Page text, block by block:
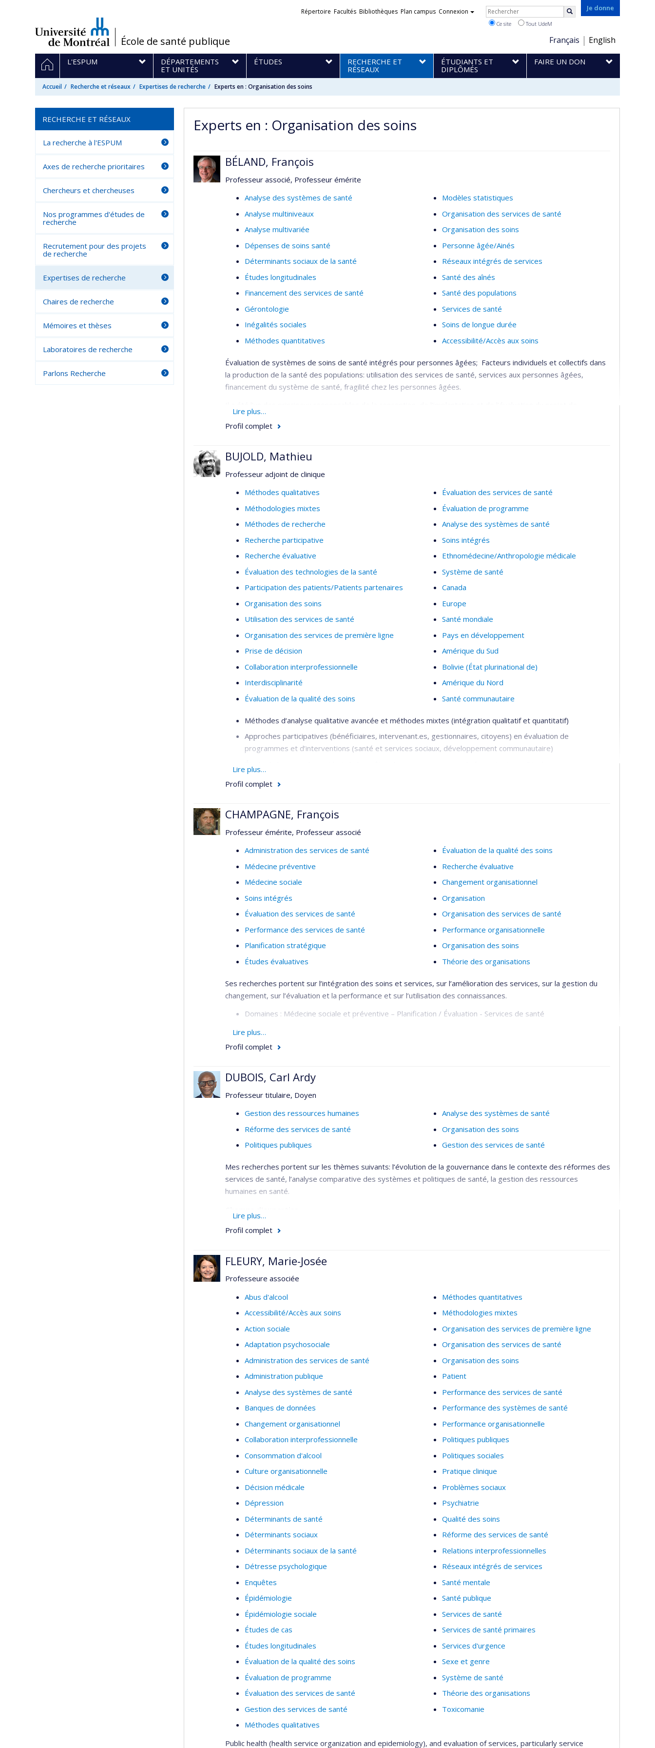
/École de santé publique
Je donne
Choix
de
la
langue
Français English
Liens
Répertoire Facultés Bibliothèques Plan campus Connexion Rechercher
Ce site Tout UdeM
Navigation
principale
ACCUEIL
L'ESPUM
DÉPARTEMENTS
ET UNITÉS
ÉTUDES
RECHERCHE ET
RÉSEAUX
ÉTUDIANTS ET
DIPLÔMÉS
FAIRE UN DON
Accueil Recherche et réseaux Expertises de recherche Experts en : Organisation des soins
Experts en : Organisation des soins
BÉLAND, François
Professeur associé, Professeur émérite
Analyse des systèmes de santé
Analyse multiniveaux
Analyse multivariée
Dépenses de soins santé
Déterminants sociaux de la santé
Études longitudinales
Financement des services de santé
Gérontologie
Inégalités sociales
Méthodes quantitatives
Modèles statistiques
Organisation des services de santé
Organisation des soins
Personne âgée/Ainés
Réseaux intégrés de services
Santé des aînés
Santé des populations
Services de santé
Soins de longue durée
Accessibilité/Accès aux soins
Évaluation de systèmes de soins de santé intégrés pour personnes âgées; Facteurs individuels et collectifs dans
la production de la santé des populations: utilisation des services de santé, services aux personnes âgées,
financement du système de santé, fragilité chez les personnes âgées.
démonstration d’un système intégré de services pour les personnes âgées (SIPA).
Lire plus…
Profil complet
BUJOLD, Mathieu
Professeur adjoint de clinique
Méthodes qualitatives
Méthodologies mixtes
Méthodes de recherche
Recherche participative
Recherche évaluative
Évaluation des technologies de la santé
Participation des patients/Patients partenaires
Organisation des soins
Utilisation des services de santé
Organisation des services de première ligne
Prise de décision
Collaboration interprofessionnelle
Interdisciplinarité
Évaluation de la qualité des soins
Évaluation des services de santé
Évaluation de programme
Analyse des systèmes de santé
Soins intégrés
Ethnomédecine/Anthropologie médicale
Système de santé
Canada
Europe
Santé mondiale
Pays en développement
Amérique du Sud
Bolivie (État plurinational de)
Amérique du Nord
Santé communautaire
Méthodes d’analyse qualitative avancée et méthodes mixtes (intégration qualitatif et quantitatif)
Approches participatives (bénéficiaires, intervenant.es, gestionnaires, citoyens) en évaluation de
programmes et d’interventions (santé et services sociaux, développement communautaire)
Analyse de politiques publiques; gouvernance ancrée dans des données probantes
Réalités autochtones urbaines
Lire plus…
Profil complet
CHAMPAGNE, François
Professeur émérite, Professeur associé
Administration des services de santé
Médecine préventive
Médecine sociale
Soins intégrés
Évaluation des services de santé
Performance des services de santé
Planification stratégique
Études évaluatives
Évaluation de la qualité des soins
Recherche évaluative
Changement organisationnel
Organisation
Organisation des services de santé
Performance organisationnelle
Organisation des soins
Théorie des organisations
Ses recherches portent sur l’intégration des soins et services, sur l’amélioration des services, sur la gestion du
changement, sur l’évaluation et la performance et sur l’utilisation des connaissances.
Domaines : Médecine sociale et préventive – Planification / Évaluation - Services de santé
Méthodologies : Évaluative – Organisationnelle
Lire plus…
Profil complet
DUBOIS, Carl Ardy
Professeur titulaire, Doyen
Gestion des ressources humaines
Réforme des services de santé
Politiques publiques
Analyse des systèmes de santé
Organisation des soins
Gestion des services de santé
Mes recherches portent sur les thèmes suivants: l’évolution de la gouvernance dans le contexte des réformes des
services de santé, l’analyse comparative des systèmes et politiques de santé, la gestion des ressources
humaines en santé.
Administration des services infirmiers
Lire plus…
Profil complet
FLEURY, Marie-Josée
Professeure associée
Abus d'alcool
Accessibilité/Accès aux soins
Action sociale
Adaptation psychosociale
Administration des services de santé
Administration publique
Analyse des systèmes de santé
Banques de données
Changement organisationnel
Collaboration interprofessionnelle
Consommation d'alcool
Culture organisationnelle
Décision médicale
Dépression
Déterminants de santé
Déterminants sociaux
Déterminants sociaux de la santé
Détresse psychologique
Enquêtes
Épidémiologie
Épidémiologie sociale
Études de cas
Études longitudinales
Évaluation de la qualité des soins
Évaluation de programme
Évaluation des services de santé
Gestion des services de santé
Méthodes qualitatives
Méthodes quantitatives
Méthodologies mixtes
Organisation des services de première ligne
Organisation des services de santé
Organisation des soins
Patient
Performance des services de santé
Performance des systèmes de santé
Performance organisationnelle
Politiques publiques
Politiques sociales
Pratique clinique
Problèmes sociaux
Psychiatrie
Qualité des soins
Réforme des services de santé
Relations interprofessionnelles
Réseaux intégrés de services
Santé mentale
Santé publique
Services de santé
Services de santé primaires
Services d'urgence
Sexe et genre
Système de santé
Théorie des organisations
Toxicomanie
Public health (health service organization and epidemiology), and evaluation of services, particularly service
RECHERCHE ET RÉSEAUX
La recherche à l'ESPUM
Axes de recherche prioritaires
Chercheurs et chercheuses
Nos programmes d'études de
recherche
Recrutement pour des projets
de recherche
Expertises de recherche
Chaires de recherche
Mémoires et thèses
Laboratoires de recherche
Parlons Recherche